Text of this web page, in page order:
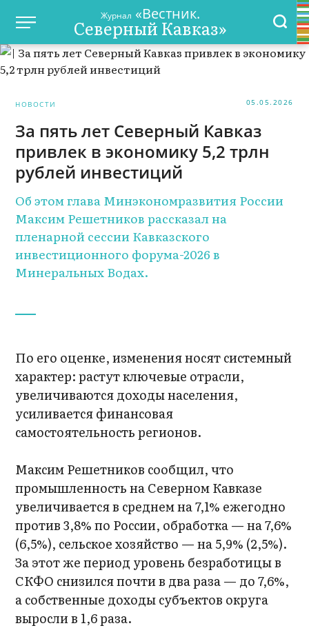
Журнал «Вестник.
Северный Кавказ»
НОВОСТИ 05.05.2026
За пять лет Северный Кавказ
привлек в экономику 5,2 трлн
рублей инвестиций
Об этом глава Минэкономразвития России
Максим Решетников рассказал на
пленарной сессии Кавказского
инвестиционного форума-2026 в
Минеральных Водах.
По его оценке, изменения носят системный
характер: растут ключевые отрасли,
увеличиваются доходы населения,
усиливается финансовая
самостоятельность регионов.
Максим Решетников сообщил, что
промышленность на Северном Кавказе
увеличивается в среднем на 7,1% ежегодно
против 3,8% по России, обработка — на 7,6%
(6,5%), сельское хозяйство — на 5,9% (2,5%).
За этот же период уровень безработицы в
СКФО снизился почти в два раза — до 7,6%,
а собственные доходы субъектов округа
выросли в 1,6 раза.